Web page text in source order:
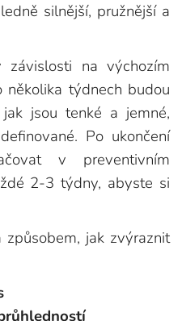
silnější, pružnější a
na výchozím
týdnech budou
jsou tenké a jemné,
Po ukončení
v preventivním
2-3 týdny, abyste si
jak zvýraznit